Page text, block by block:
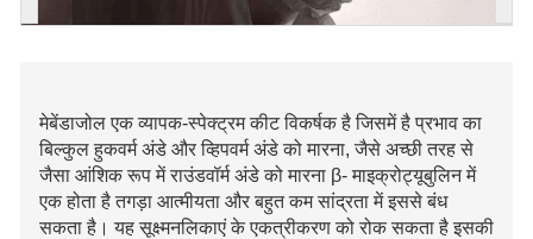
मेबेंडाजोल एक व्यापक-स्पेक्ट्रम कीट विकर्षक है जिसमें है प्रभाव का
बिल्कुल हुकवर्म अंडे और व्हिपवर्म अंडे को मारना, जैसे अच्छी तरह से
जैसा आंशिक रूप में राउंडवॉर्म अंडे को मारना β- माइक्रोट्यूबुलिन में
एक होता है तगड़ा आत्मीयता और बहुत कम सांद्रता में इससे बंध
सकता है। यह सूक्ष्मनलिकाएं के एकत्रीकरण को रोक सकता है इसकी